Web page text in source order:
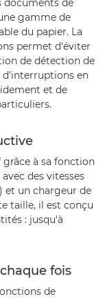
documents de
gamme de
du papier. La
permet d'éviter
de détection de
d'interruptions en
et de
à sa fonction
des vitesses
et un chargeur de
taille, il est conçu
: jusqu'à
fois
de